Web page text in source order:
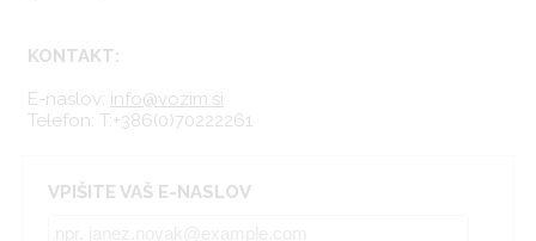
KONTAKT:
E-naslov: info@vozim.si
Telefon: T:+386(0)70222261
VPIŠITE VAŠ E-NASLOV